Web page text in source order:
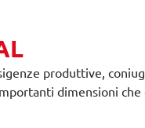
produttive,
dimensioni